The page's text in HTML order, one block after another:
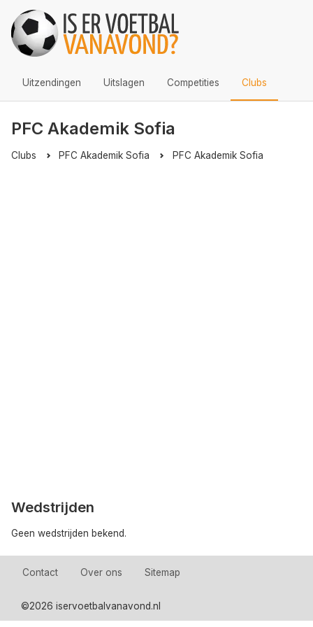
Uitzendingen Uitslagen Competities Clubs
PFC Akademik Sofia
Clubs PFC Akademik Sofia PFC Akademik Sofia
Wedstrijden
Geen wedstrijden bekend.
Contact Over ons Sitemap
©2026 iservoetbalvanavond.nl